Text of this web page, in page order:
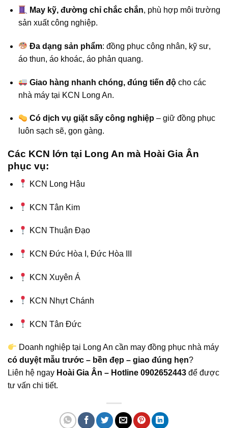
May kỹ, đường chỉ chắc chắn, phù hợp môi trường
sản xuất công nghiệp.
Đa dạng sản phẩm: đồng phục công nhân, kỹ sư,
áo thun, áo khoác, áo phản quang.
Giao hàng nhanh chóng, đúng tiến độ cho các
nhà máy tại KCN Long An.
Có dịch vụ giặt sấy công nghiệp – giữ đồng phục
luôn sạch sẽ, gọn gàng.
Các KCN lớn tại Long An mà Hoài Gia Ân
phục vụ:
KCN Long Hậu
KCN Tân Kim
KCN Thuận Đạo
KCN Đức Hòa I, Đức Hòa III
KCN Xuyên Á
KCN Nhựt Chánh
KCN Tân Đức
Doanh nghiệp tại Long An cần may đồng phục nhà máy
có duyệt mẫu trước – bền đẹp – giao đúng hẹn?
Liên hệ ngay Hoài Gia Ân – Hotline 0902652443 để được
tư vấn chi tiết.